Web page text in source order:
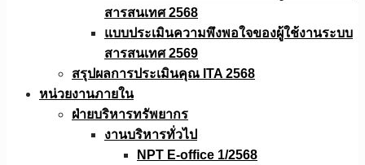
สารสนเทศ 2568
แบบประเมินความพึงพอใจของผู้ใช้งานระบบ
สารสนเทศ 2569
สรุปผลการประเมินคุณ ITA 2568
หน่วยงานภายใน
ฝ่ายบริหารทรัพยากร
งานบริหารทั่วไป
NPT E-office 1/2568